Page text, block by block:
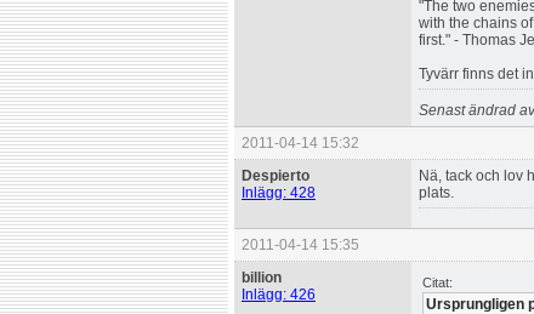
"The two
with the chains
first." - Thomas
Tyvärr finns det
Senast ändrad
2011-04-14 15:32
Despierto
Inlägg: 428
Nä, tack och lov
plats.
2011-04-14 15:35
billion
Inlägg: 426
Citat:
Ursprungligen